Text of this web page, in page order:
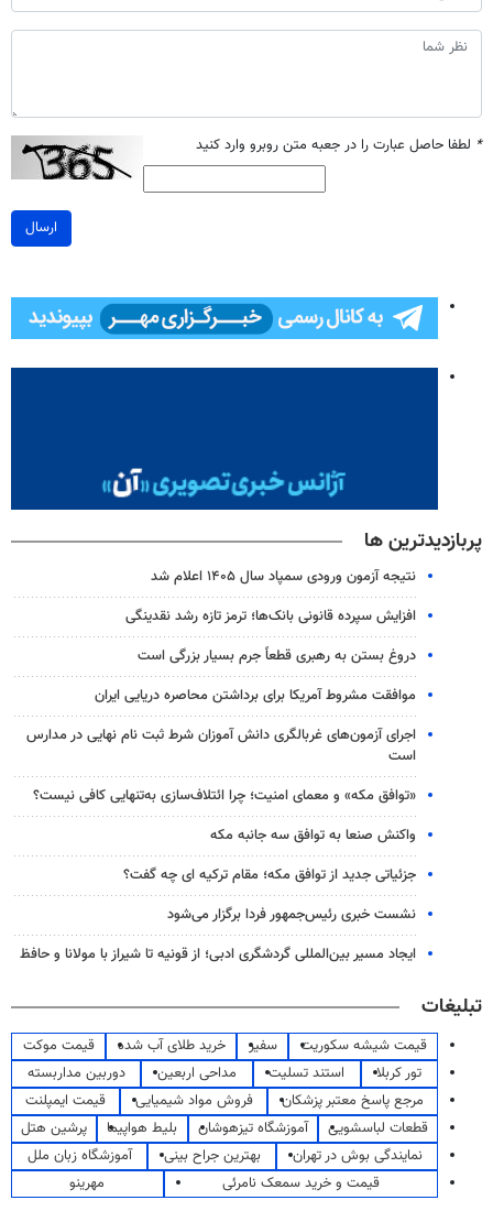
* لطفا حاصل عبارت را در جعبه متن روبرو وارد کنید
ارسال
پربازدیدترین ها
نتیجه آزمون ورودی سمپاد سال ۱۴۰۵ اعلام شد
افزایش سپرده قانونی بانک‌ها؛ ترمز تازه رشد نقدینگی
دروغ بستن به رهبری قطعاً جرم بسیار بزرگی است
موافقت مشروط آمریکا برای برداشتن محاصره دریایی ایران
اجرای آزمون‌های غربالگری دانش آموزان شرط ثبت نام نهایی در مدارس
است
«توافق مکه» و معمای امنیت؛ چرا ائتلاف‌سازی به‌تنهایی کافی نیست؟
واکنش صنعا به توافق سه جانبه مکه
جزئیاتی جدید از توافق مکه؛ مقام ترکیه ای چه گفت؟
نشست خبری رئیس‌جمهور فردا برگزار می‌شود
ایجاد مسیر بین‌المللی گردشگری ادبی؛ از قونیه تا شیراز با مولانا و حافظ
تبلیغات
قیمت شیشه سکوریت سفیر خرید طلای آب شده
قیمت موکت
تور کربلا
استند تسلیت مداحی اربعین
دوربین مداربسته
مرجع پاسخ معتبر پزشکان
فروش مواد شیمیایی
قیمت ایمپلنت
قطعات لباسشویی
آموزشگاه تیزهوشان بلیط هواپیما
پرشین هتل
نمایندگی بوش در تهران
بهترین جراح بینی
آموزشگاه زبان ملل
قیمت و خرید سمعک نامرئی
مهرینو